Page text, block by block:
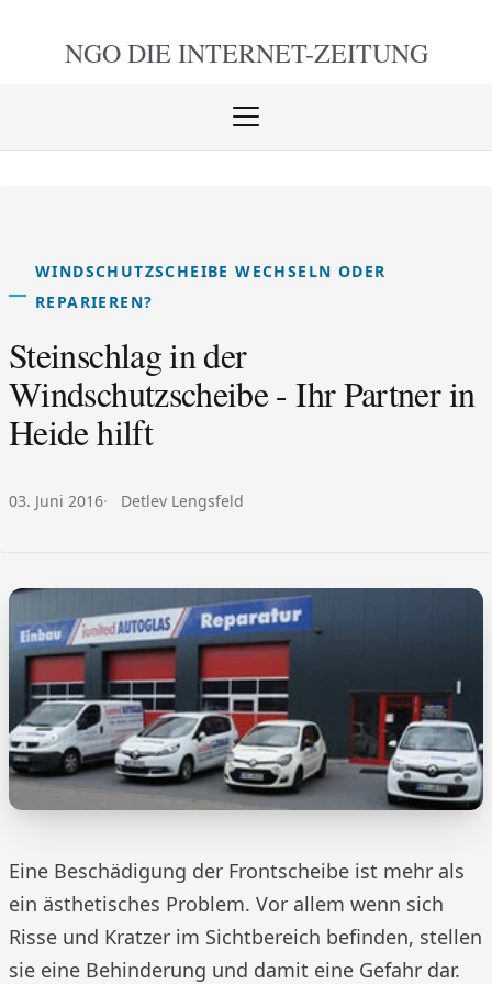
NGO DIE INTERNET-ZEITUNG
Menü
WINDSCHUTZSCHEIBE WECHSELN ODER
REPARIEREN?
Steinschlag in der
Windschutzscheibe - Ihr Partner in
Heide hilft
Veröffentlicht am:
03. Juni 2016 Autor:
Detlev Lengsfeld
Eine Beschädigung der Frontscheibe ist mehr als
ein ästhetisches Problem. Vor allem wenn sich
Risse und Kratzer im Sichtbereich befinden, stellen
sie eine Behinderung und damit eine Gefahr dar.